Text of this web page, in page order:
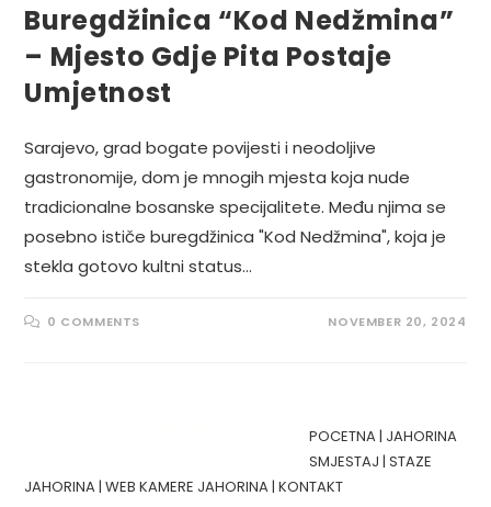
Buregdžinica “Kod Nedžmina”
– Mjesto Gdje Pita Postaje
Umjetnost
Sarajevo, grad bogate povijesti i neodoljive
gastronomije, dom je mnogih mjesta koja nude
tradicionalne bosanske specijalitete. Među njima se
posebno ističe buregdžinica "Kod Nedžmina", koja je
stekla gotovo kultni status…
0 COMMENTS NOVEMBER 20, 2024
POCETNA| JAHORINA
SMJESTAJ |STAZE
JAHORINA|WEB KAMERE JAHORINA|KONTAKT